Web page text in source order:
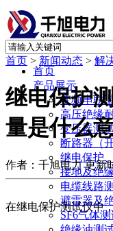
首页
产品展示
变频串联
高压绝缘
变压器测
断路器（
继电保护
接地及绝
电缆线路
避雷器及
SF6气体
首页 > 新闻动态 > 解
继电保护
量是什么
作者：千旭电力 更新
在继电保护测试仪中